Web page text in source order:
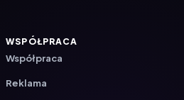
WSPÓŁPRACA
Współpraca
Reklama